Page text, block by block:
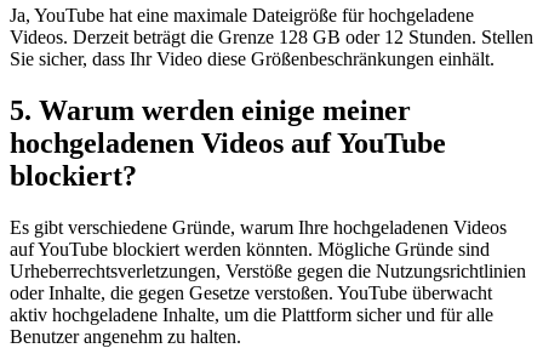
Ja, YouTube hat eine maximale Dateigröße für hochgeladene
Videos. Derzeit beträgt die Grenze 128 GB oder 12 Stunden. Stellen
Sie sicher, dass Ihr Video diese Größenbeschränkungen einhält.
5. Warum werden einige meiner
hochgeladenen Videos auf YouTube
blockiert?
Es gibt verschiedene Gründe, warum Ihre hochgeladenen Videos
auf YouTube blockiert werden könnten. Mögliche Gründe sind
Urheberrechtsverletzungen, Verstöße gegen die Nutzungsrichtlinien
oder Inhalte, die gegen Gesetze verstoßen. YouTube überwacht
aktiv hochgeladene Inhalte, um die Plattform sicher und für alle
Benutzer angenehm zu halten.